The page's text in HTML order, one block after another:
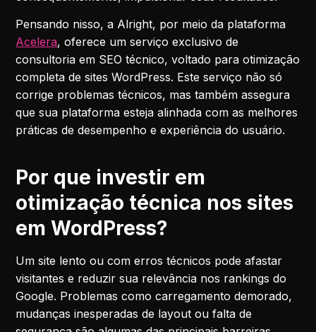
Pensando nisso, a Alright, por meio da plataforma
Acelera, oferece um serviço exclusivo de
consultoria em SEO técnico, voltado para otimização
completa de sites WordPress. Este serviço não só
corrige problemas técnicos, mas também assegura
que sua plataforma esteja alinhada com as melhores
práticas de desempenho e experiência do usuário.
Por que investir em
otimização técnica nos sites
em WordPress?
Um site lento ou com erros técnicos pode afastar
visitantes e reduzir sua relevância nos rankings do
Google. Problemas como carregamento demorado,
mudanças inesperadas de layout ou falta de